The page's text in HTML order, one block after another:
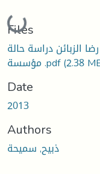
Loading...
Files
الزبائن دراسة حالة
مؤسسة .pdf(2.38
Date
2013
Authors
ذبيح, سميحة